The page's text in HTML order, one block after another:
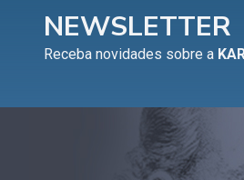
NEWSLETTER
Receba novidades sobre a